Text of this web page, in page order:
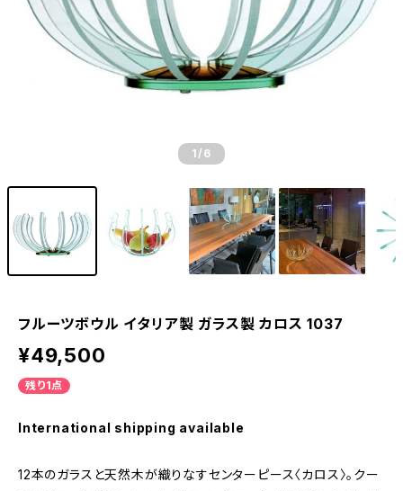
1 /6
フルーツボウル イタリア製 ガラス製 カロス 1037
¥49,500
残り1点
International shipping available
12本のガラスと天然木が織りなすセンターピース〈カロス〉。クー